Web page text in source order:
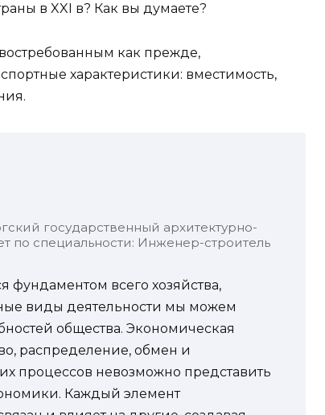
в XXI в? Как вы думаете?
как прежде,
характеристики: вместимость,
государственный архитектурно-
по специальности: Инженер-строитель
фундаментом всего хозяйства,
виды деятельности мы можем
общества. Экономическая
распределение, обмен и
процессов невозможно представить
Каждый элемент